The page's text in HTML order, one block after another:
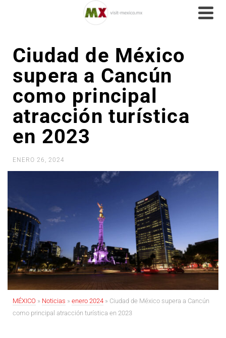
Ciudad de México
supera a Cancún
como principal
atracción turística
en 2023
ENERO 26, 2024
MÉXICO » Noticias » enero 2024 » Ciudad de México supera a Cancún
como principal atracción turística en 2023